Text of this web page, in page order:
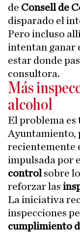
de Consell de
disparado el
Pero incluso
intentan ganar
estar donde
consultora.
Más
alcohol
El problema es
Ayuntamiento,
recientemente
impulsada por
controlsobre
reforzar las
La iniciativa
inspecciones
cumplimiento